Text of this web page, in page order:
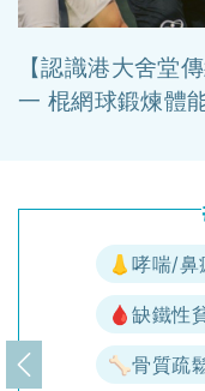
【認識港大舍堂
一 棍網球鍛煉體
👃哮喘/鼻
🩸缺鐵性
🦴骨質疏
上一頁